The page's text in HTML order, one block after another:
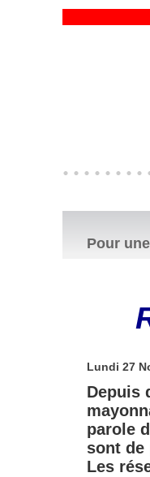
Pour
Lundi 27
Depuis
parole
sont de
Les